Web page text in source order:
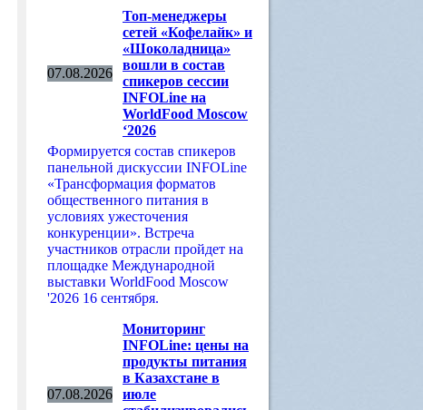
07.08.2026
Топ-менеджеры
сетей «Кофелайк» и
«Шоколадница»
вошли в состав
спикеров сессии
INFOLine на
WorldFood Moscow
‘2026
Формируется состав спикеров
панельной дискуссии INFOLine
«Трансформация форматов
общественного питания в
условиях ужесточения
конкуренции». Встреча
участников отрасли пройдет на
площадке Международной
выставки WorldFood Moscow
'2026 16 сентября.
07.08.2026
Мониторинг
INFOLine: цены на
продукты питания
в Казахстане в
июле